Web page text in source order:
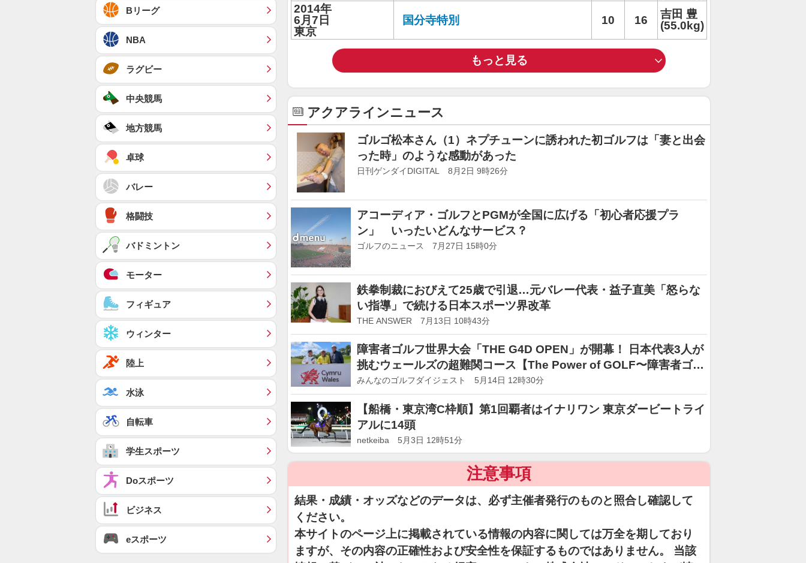
2014年
6月7日
東京
国分寺特別 10 16
吉田 豊
(55.0kg)
もっと見る
アクアラインニュース
ゴルゴ松本さん（1）ネプチューンに誘われた初ゴルフは「妻と出会
った時」のような感動があった
日刊ゲンダイDIGITAL 8月2日 9時26分
アコーディア・ゴルフとPGMが全国に広げる「初心者応援プラ
ン」 いったいどんなサービス？
ゴルフのニュース 7月27日 15時0分
鉄拳制裁におびえて25歳で引退…元バレー代表・益子直美「怒らな
い指導」で続ける日本スポーツ界改革
THE ANSWER 7月13日 10時43分
障害者ゴルフ世界大会「THE G4D OPEN」が開幕！ 日本代表3人が
挑むウェールズの超難関コース【The Power of GOLF〜障害者ゴル
フ千思万考 番外編 #1】
みんなのゴルフダイジェスト 5月14日 12時30分
【船橋・東京湾C枠順】第1回覇者はイナリワン 東京ダービートライ
アルに14頭
netkeiba 5月3日 12時51分
注意事項
結果・成績・オッズなどのデータは、必ず主催者発行のものと照合し確認して
ください。
本サイトのページ上に掲載されている情報の内容に関しては万全を期しており
ますが、その内容の正確性および安全性を保証するものではありません。 当該
Bリーグ
NBA
ラグビー
中央競馬
地方競馬
卓球
バレー
格闘技
バドミントン
モーター
フィギュア
ウィンター
陸上
水泳
自転車
学生スポーツ
Doスポーツ
ビジネス
eスポーツ